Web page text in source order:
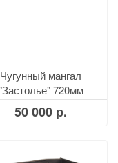
Чугунный мангал
720мм
50 000 р.